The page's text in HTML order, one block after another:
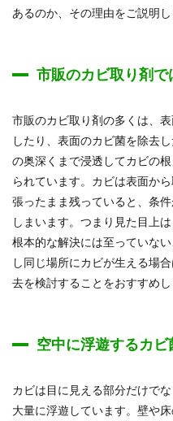
あるのか、その理由をご説明し
市販のカビ取り剤
市販のカビ取り剤の多くは、
したり、表面のカビ菌を除去
の奥深くまで浸透してカビの
られています。カビは表面か
張ったまま残っていると、条
しまいます。つまり見た目上
根本的な解決には至っていな
し同じ場所にカビが生える場
去を検討することをおすすめし
空中に浮遊するカビ
カビは目に見える部分だけで
大量に浮遊しています。壁や